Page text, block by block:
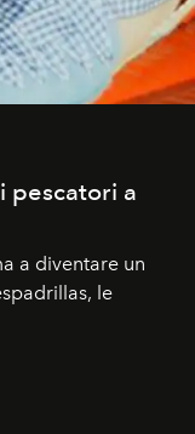
pescatori a
a diventare un
le